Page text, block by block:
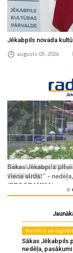
Jēkabpils novada
augusts 05 , 2026
Kultūra un
Sākas Jēkabpils
nedēļa,